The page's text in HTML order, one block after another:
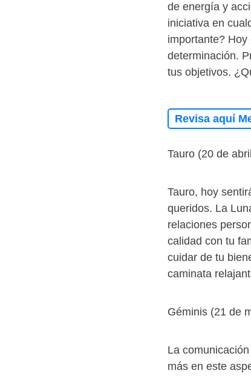
de energía y
iniciativa en
importante?
determinación.
tus objetivos.
Revisa aquí
Tauro (20 de
Tauro, hoy
queridos. La
relaciones
calidad con tu
cuidar de tu
caminata
Géminis (21 de
La
más en este